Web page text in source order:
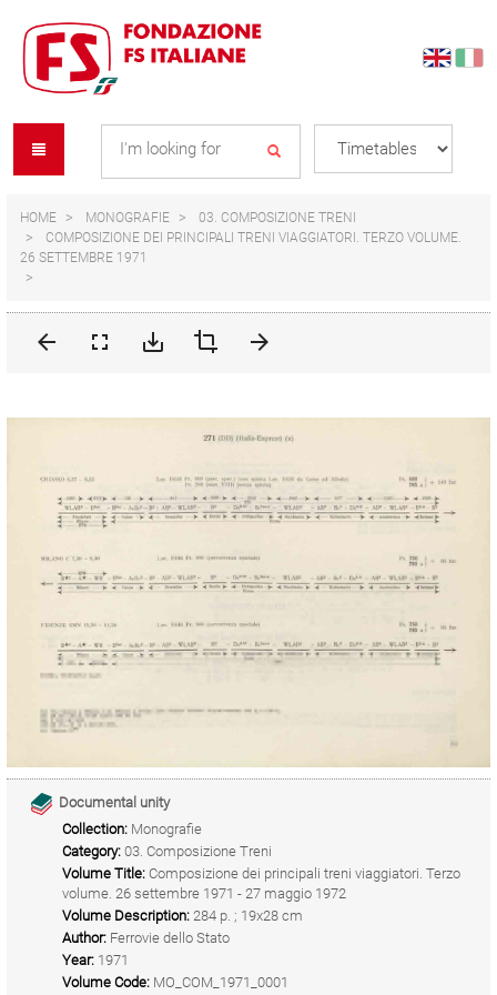
content
navigation
menu
HOME MONOGRAFIE
03. COMPOSIZIONE TRENI
COMPOSIZIONE DEI PRINCIPALI TRENI VIAGGIATORI. TERZO VOLUME.
26 SETTEMBRE 1971
Documental unity
Collection: Monografie
Category: 03. Composizione Treni
Volume Title: Composizione dei principali treni viaggiatori. Terzo
volume. 26 settembre 1971 - 27 maggio 1972
Volume Description: 284 p. ; 19x28 cm
Author: Ferrovie dello Stato
Year: 1971
Volume Code: MO_COM_1971_0001